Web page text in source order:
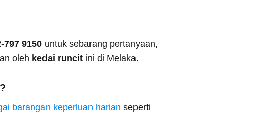
797 9150 untuk sebarang pertanyaan,
oleh kedai runcit ini di Melaka.
barangan keperluan harian seperti